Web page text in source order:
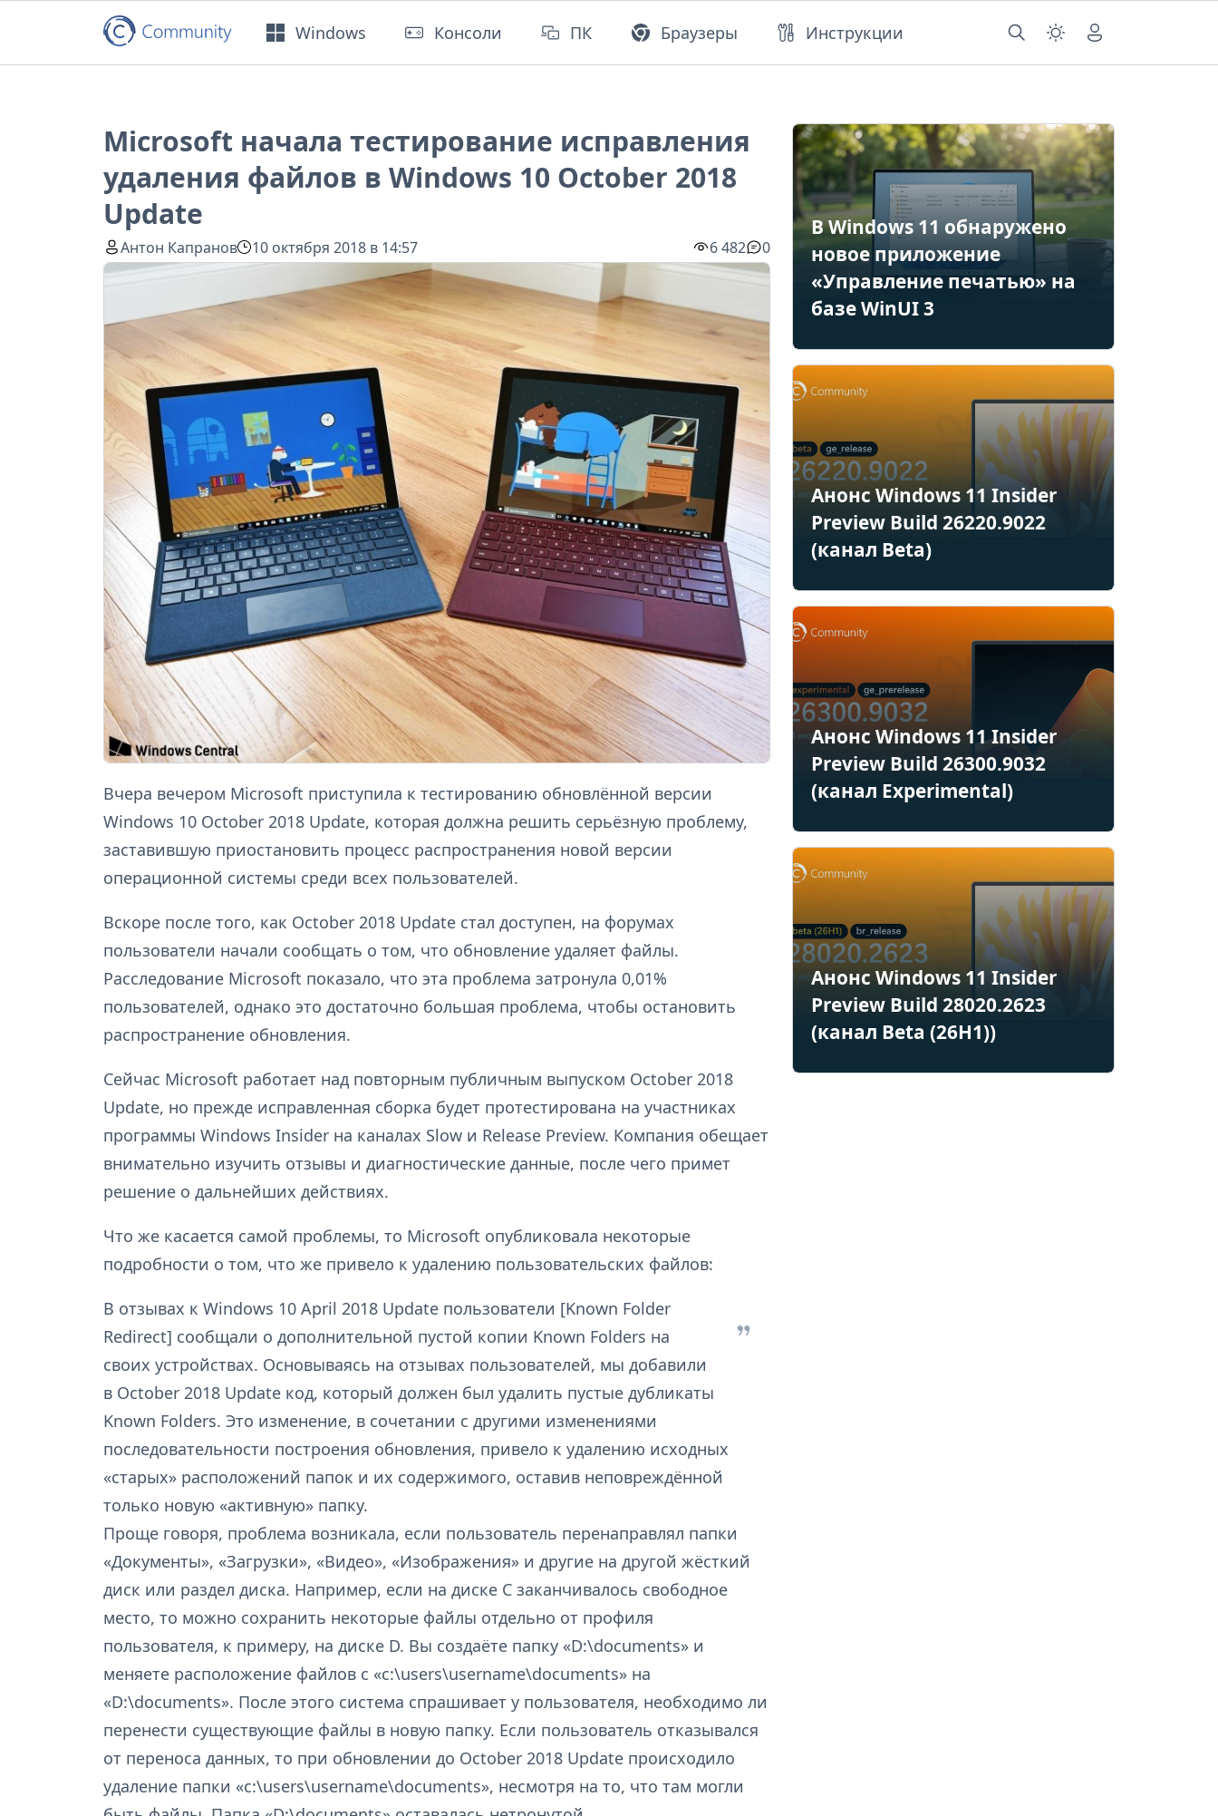
Windows Консоли ПК Браузеры Инструкции
Microsoft начала тестирование исправления
удаления файлов в Windows 10 October 2018
Update
Антон Капранов 10 октября 2018 в 14:57 6 482 0
Вчера вечером Microsoft приступила к тестированию обновлённой версии
Windows 10 October 2018 Update, которая должна решить серьёзную проблему,
заставившую приостановить процесс распространения новой версии
операционной системы среди всех пользователей.
Вскоре после того, как October 2018 Update стал доступен, на форумах
пользователи начали сообщать о том, что обновление удаляет файлы.
Расследование Microsoft показало, что эта проблема затронула 0,01%
пользователей, однако это достаточно большая проблема, чтобы остановить
распространение обновления.
Сейчас Microsoft работает над повторным публичным выпуском October 2018
Update, но прежде исправленная сборка будет протестирована на участниках
программы Windows Insider на каналах Slow и Release Preview. Компания обещает
внимательно изучить отзывы и диагностические данные, после чего примет
решение о дальнейших действиях.
Что же касается самой проблемы, то Microsoft опубликовала некоторые
подробности о том, что же привело к удалению пользовательских файлов:
В отзывах к Windows 10 April 2018 Update пользователи [Known Folder
Redirect] сообщали о дополнительной пустой копии Known Folders на
своих устройствах. Основываясь на отзывах пользователей, мы добавили
в October 2018 Update код, который должен был удалить пустые дубликаты
Known Folders. Это изменение, в сочетании с другими изменениями
последовательности построения обновления, привело к удалению исходных
«старых» расположений папок и их содержимого, оставив неповреждённой
только новую «активную» папку.
Проще говоря, проблема возникала, если пользователь перенаправлял папки
«Документы», «Загрузки», «Видео», «Изображения» и другие на другой жёсткий
диск или раздел диска. Например, если на диске C заканчивалось свободное
место, то можно сохранить некоторые файлы отдельно от профиля
пользователя, к примеру, на диске D. Вы создаёте папку «D:\documents» и
меняете расположение файлов с «c:\users\username\documents» на
«D:\documents». После этого система спрашивает у пользователя, необходимо ли
перенести существующие файлы в новую папку. Если пользователь отказывался
от переноса данных, то при обновлении до October 2018 Update происходило
удаление папки «c:\users\username\documents», несмотря на то, что там могли
В Windows 11 обнаружено
новое приложение
«Управление печатью» на
базе WinUI 3
Анонс Windows 11 Insider
Preview Build 26220.9022
(канал Beta)
Анонс Windows 11 Insider
Preview Build 26300.9032
(канал Experimental)
Анонс Windows 11 Insider
Preview Build 28020.2623
(канал Beta (26H1))